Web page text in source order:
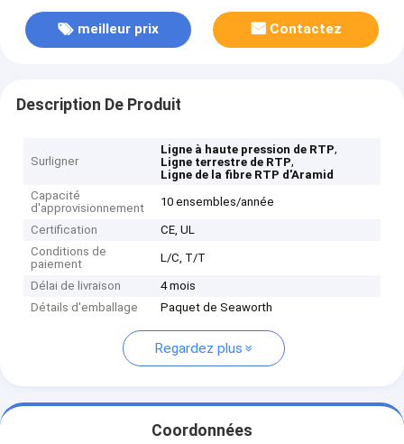
meilleur prix Contactez
Description De Produit
Surligner
Ligne à haute pression de RTP,
Ligne terrestre de RTP,
Ligne de la fibre RTP d'Aramid
Capacité
d'approvisionnement
10 ensembles/année
Certification
CE, UL
Conditions de
paiement
L/C, T/T
Délai de livraison
4 mois
Détails d'emballage
Paquet de Seaworth
Regardez plus
Coordonnées